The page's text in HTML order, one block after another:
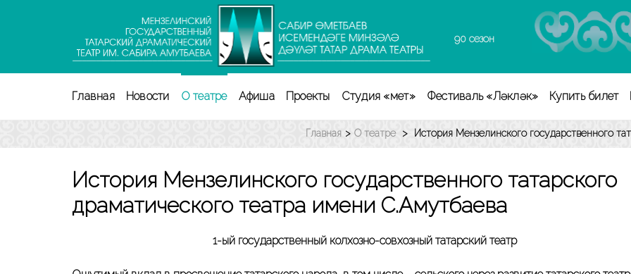
Enter)
90 сезон
Главная Новости О театре Афиша Проекты Студия «Өмет» Фестиваль «Ләкләк» Купить билет
Главная > О театре > История Мензелинского государственного
История Мензелинского государственного татарского
драматического театра имени С.Амутбаева
1-ый государственный колхозно-совхозный татарский театр